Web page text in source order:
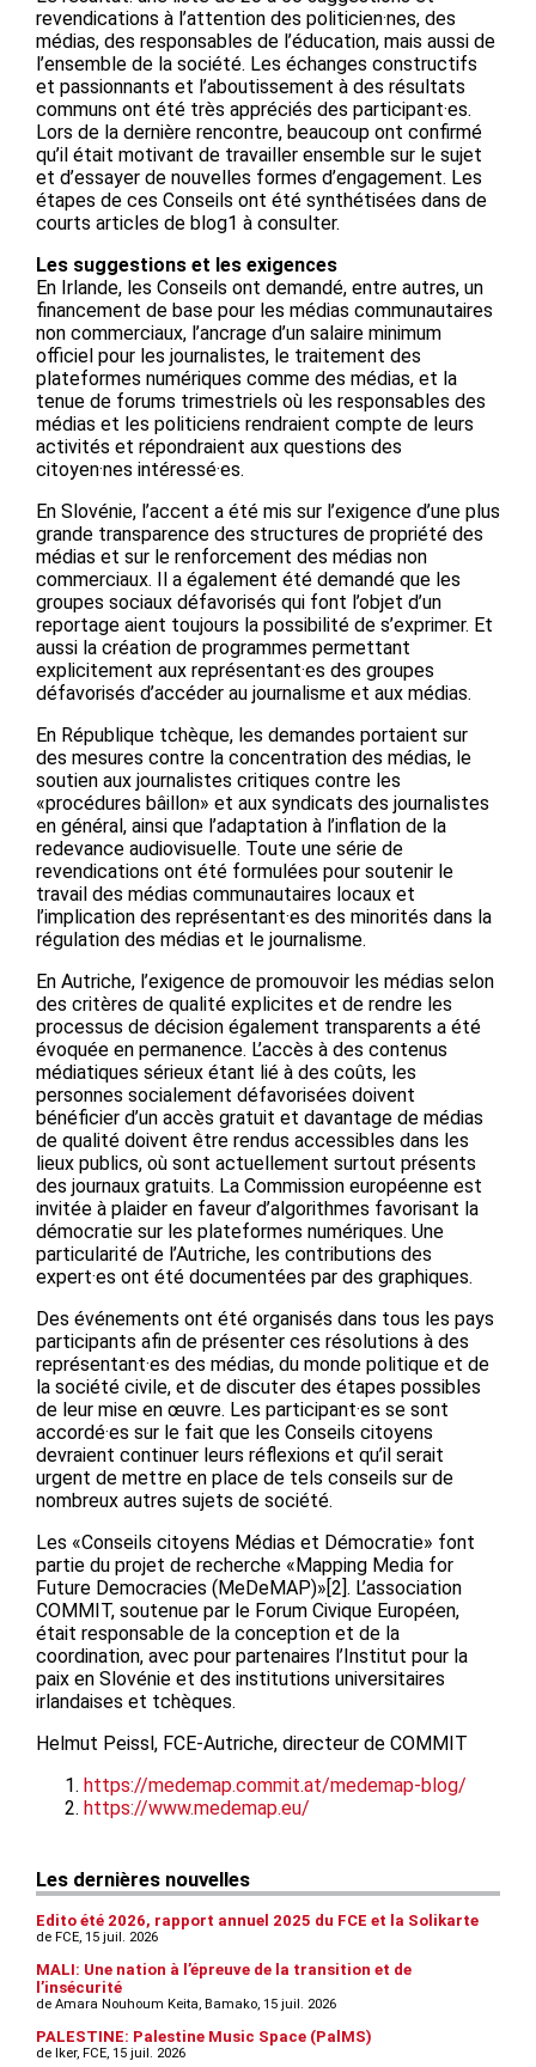
revendications à l’attention des politicien·nes, des
médias, des responsables de l’éducation, mais aussi de
l’ensemble de la société. Les échanges constructifs
et passionnants et l’aboutissement à des résultats
communs ont été très appréciés des participant·es.
Lors de la dernière rencontre, beaucoup ont confirmé
qu’il était motivant de travailler ensemble sur le sujet
et d’essayer de nouvelles formes d’engagement. Les
étapes de ces Conseils ont été synthétisées dans de
courts articles de blog1 à consulter.
Les suggestions et les exigences
En Irlande, les Conseils ont demandé, entre autres, un
financement de base pour les médias communautaires
non commerciaux, l’ancrage d’un salaire minimum
officiel pour les journalistes, le traitement des
plateformes numériques comme des médias, et la
tenue de forums trimestriels où les responsables des
médias et les politiciens rendraient compte de leurs
activités et répondraient aux questions des
citoyen·nes intéressé·es.
En Slovénie, l’accent a été mis sur l’exigence d’une plus
grande transparence des structures de propriété des
médias et sur le renforcement des médias non
commerciaux. Il a également été demandé que les
groupes sociaux défavorisés qui font l’objet d’un
reportage aient toujours la possibilité de s’exprimer. Et
aussi la création de programmes permettant
explicitement aux représentant·es des groupes
défavorisés d’accéder au journalisme et aux médias.
En République tchèque, les demandes portaient sur
des mesures contre la concentration des médias, le
soutien aux journalistes critiques contre les
«procédures bâillon» et aux syndicats des journalistes
en général, ainsi que l’adaptation à l’inflation de la
redevance audiovisuelle. Toute une série de
revendications ont été formulées pour soutenir le
travail des médias communautaires locaux et
l’implication des représentant·es des minorités dans la
régulation des médias et le journalisme.
En Autriche, l’exigence de promouvoir les médias selon
des critères de qualité explicites et de rendre les
processus de décision également transparents a été
évoquée en permanence. L’accès à des contenus
médiatiques sérieux étant lié à des coûts, les
personnes socialement défavorisées doivent
bénéficier d’un accès gratuit et davantage de médias
de qualité doivent être rendus accessibles dans les
lieux publics, où sont actuellement surtout présents
des journaux gratuits. La Commission européenne est
invitée à plaider en faveur d’algorithmes favorisant la
démocratie sur les plateformes numériques. Une
particularité de l’Autriche, les contributions des
expert·es ont été documentées par des graphiques.
Des événements ont été organisés dans tous les pays
participants afin de présenter ces résolutions à des
représentant·es des médias, du monde politique et de
la société civile, et de discuter des étapes possibles
de leur mise en œuvre. Les participant·es se sont
accordé·es sur le fait que les Conseils citoyens
devraient continuer leurs réflexions et qu’il serait
urgent de mettre en place de tels conseils sur de
nombreux autres sujets de société.
Les «Conseils citoyens Médias et Démocratie» font
partie du projet de recherche «Mapping Media for
Future Democracies (MeDeMAP)»[2]. L’association
COMMIT, soutenue par le Forum Civique Européen,
était responsable de la conception et de la
coordination, avec pour partenaires l’Institut pour la
paix en Slovénie et des institutions universitaires
irlandaises et tchèques.
Helmut Peissl, FCE-Autriche, directeur de COMMIT
https://medemap.commit.at/medemap-blog/
https://www.medemap.eu/